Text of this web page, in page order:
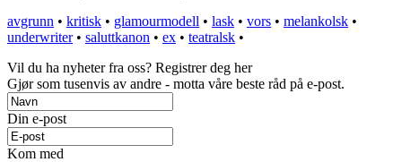
avgrunn • kritisk • glamourmodell • lask • vors • melankolsk •
underwriter• saluttkanon • ex • teatralsk •
Vil du ha nyheter fra oss? Registrer deg her
Gjør som tusenvis av andre - motta våre beste råd på e-post.
Din e-post
Kom med